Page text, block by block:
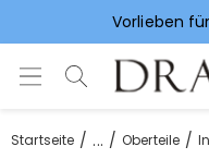
Vorlieben
Startseite ... Oberteile